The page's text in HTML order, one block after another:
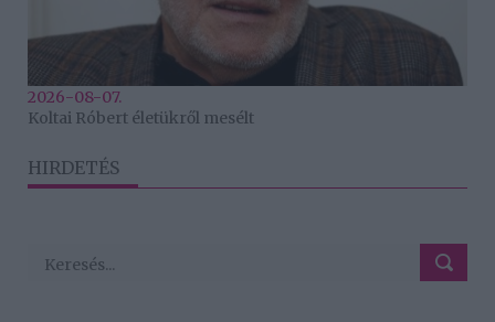
2026-08-07.
Koltai Róbert életükről mesélt
HIRDETÉS